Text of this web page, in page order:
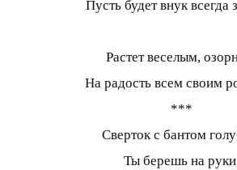
Пусть будет внук всегда
Растет веселым,
На радость всем своим
***
Сверток с бантом
Ты берешь на